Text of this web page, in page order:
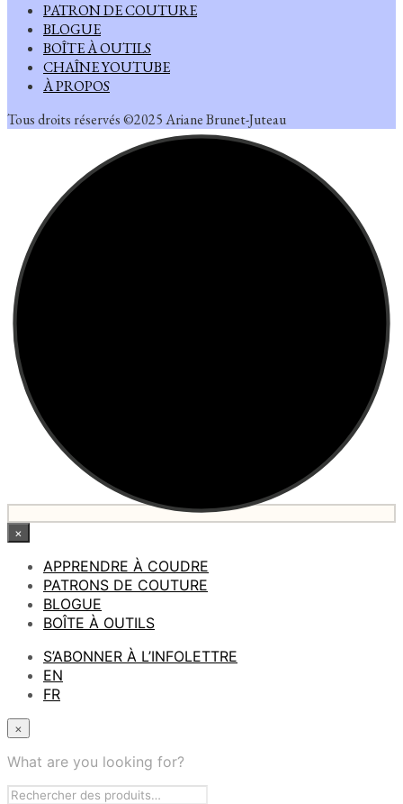
PATRON DE COUTURE
BLOGUE
BOÎTE À OUTILS
CHAÎNE YOUTUBE
À PROPOS
Tous droits réservés ©2025 Ariane Brunet-Juteau
×
APPRENDRE À COUDRE
PATRONS DE COUTURE
BLOGUE
BOÎTE À OUTILS
S’ABONNER À L’INFOLETTRE
EN
FR
×
What are you looking for?